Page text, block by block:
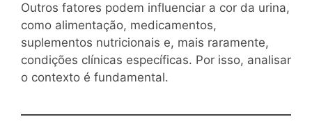
Outros fatores podem influenciar a cor da urina,
como alimentação, medicamentos,
suplementos nutricionais e, mais raramente,
condições clínicas específicas. Por isso, analisar
o contexto é fundamental.